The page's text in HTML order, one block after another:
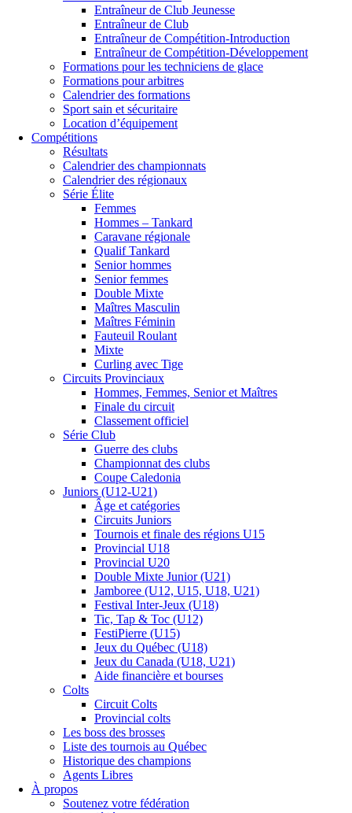
Entraîneur de Club Jeunesse
Entraîneur de Club
Entraîneur de Compétition-Introduction
Entraîneur de Compétition-Développement
Formations pour les techniciens de glace
Formations pour arbitres
Calendrier des formations
Sport sain et sécuritaire
Location d’équipement
Compétitions
Résultats
Calendrier des championnats
Calendrier des régionaux
Série Élite
Femmes
Hommes – Tankard
Caravane régionale
Qualif Tankard
Senior hommes
Senior femmes
Double Mixte
Maîtres Masculin
Maîtres Féminin
Fauteuil Roulant
Mixte
Curling avec Tige
Circuits Provinciaux
Hommes, Femmes, Senior et Maîtres
Finale du circuit
Classement officiel
Série Club
Guerre des clubs
Championnat des clubs
Coupe Caledonia
Juniors (U12-U21)
Âge et catégories
Circuits Juniors
Tournois et finale des régions U15
Provincial U18
Provincial U20
Double Mixte Junior (U21)
Jamboree (U12, U15, U18, U21)
Festival Inter-Jeux (U18)
Tic, Tap & Toc (U12)
FestiPierre (U15)
Jeux du Québec (U18)
Jeux du Canada (U18, U21)
Aide financière et bourses
Colts
Circuit Colts
Provincial colts
Les boss des brosses
Liste des tournois au Québec
Historique des champions
Agents Libres
À propos
Soutenez votre fédération